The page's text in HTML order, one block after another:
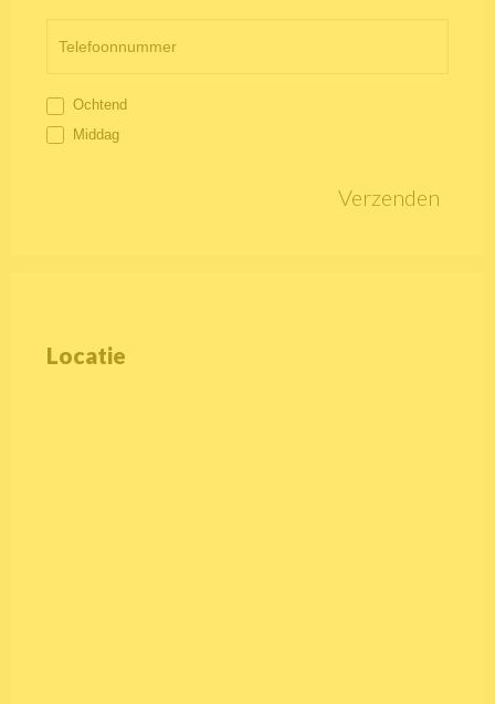
Ochtend
Middag
Verzenden
Locatie